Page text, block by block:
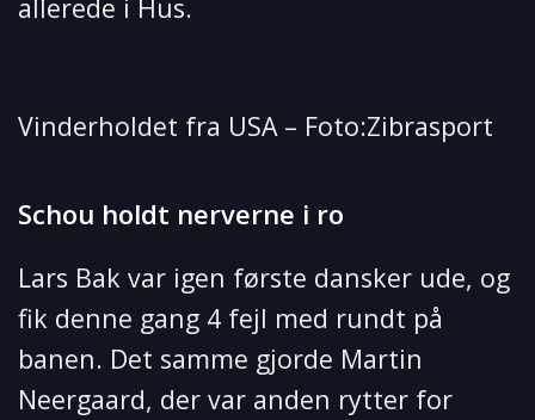
allerede i Hus.
Vinderholdet fra USA – Foto:Zibrasport
Schou holdt nerverne i ro
Lars Bak var igen første dansker ude, og
fik denne gang 4 fejl med rundt på
banen. Det samme gjorde Martin
Neergaard, der var anden rytter for